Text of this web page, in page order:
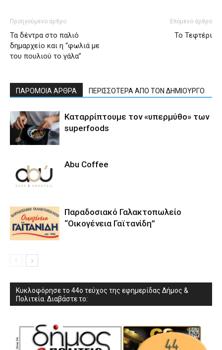
Προηγούμενο άρθρο
Τα δέντρα στο παλιό
δημαρχείο και η “φωλιά με
του πουλιού το γάλα”
Επόμενο άρθρο
Το Τεφτέρι
ΠΑΡΟΜΟΙΑ ΑΡΘΡΑ ΠΕΡΙΣΣΟΤΕΡΑ ΑΠΟ ΤΟΝ ΔΗΜΙΟΥΡΓΟ
Καταρρίπτουμε τον «υπερμύθο» των
superfoods
Abu Coffee
Παραδοσιακό Γαλακτοπωλείο
“Οικογένεια Γαϊτανίδη”
Κυκλοφόρησε το 44ο τεύχος της εφημερίδας Δήμος &
Πολιτεία. Διαβάστε το: